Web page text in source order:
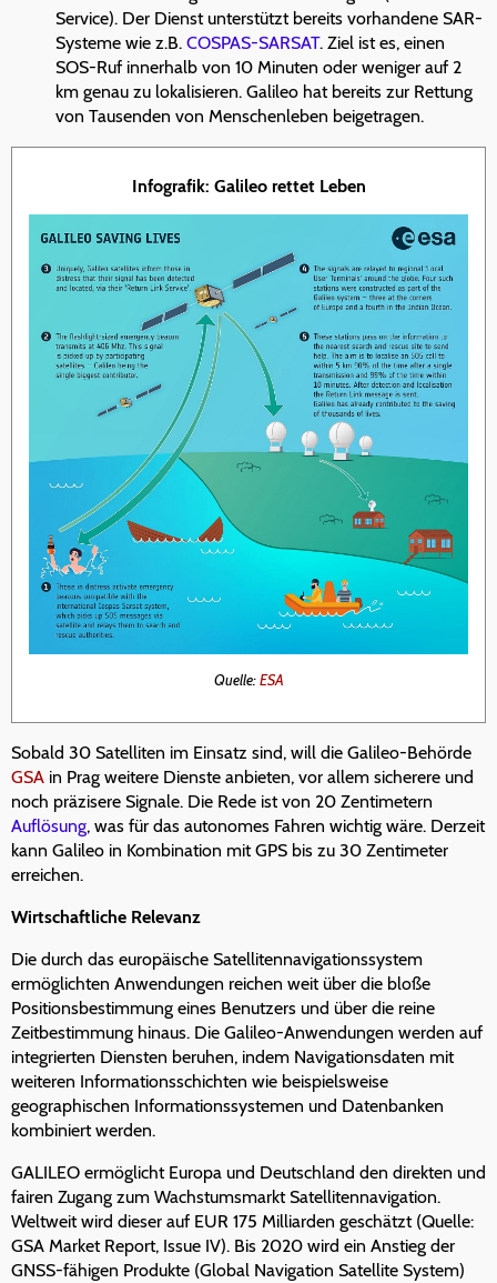
Service). Der Dienst unterstützt bereits vorhandene SAR-
Systeme wie z.B. COSPAS-SARSAT. Ziel ist es, einen
SOS-Ruf innerhalb von 10 Minuten oder weniger auf 2
km genau zu lokalisieren. Galileo hat bereits zur Rettung
von Tausenden von Menschenleben beigetragen.
Infografik: Galileo rettet Leben
Quelle:ESA
Sobald 30 Satelliten im Einsatz sind, will die Galileo-Behörde
GSA in Prag weitere Dienste anbieten, vor allem sicherere und
noch präzisere Signale. Die Rede ist von 20 Zentimetern
Auflösung, was für das autonomes Fahren wichtig wäre. Derzeit
kann Galileo in Kombination mit GPS bis zu 30 Zentimeter
erreichen.
Wirtschaftliche Relevanz
Die durch das europäische Satellitennavigationssystem
ermöglichten Anwendungen reichen weit über die bloße
Positionsbestimmung eines Benutzers und über die reine
Zeitbestimmung hinaus. Die Galileo-Anwendungen werden auf
integrierten Diensten beruhen, indem Navigationsdaten mit
weiteren Informationsschichten wie beispielsweise
geographischen Informationssystemen und Datenbanken
kombiniert werden.
GALILEO ermöglicht Europa und Deutschland den direkten und
fairen Zugang zum Wachstumsmarkt Satellitennavigation.
Weltweit wird dieser auf EUR 175 Milliarden geschätzt (Quelle:
GSA Market Report, Issue IV). Bis 2020 wird ein Anstieg der
GNSS-fähigen Produkte (Global Navigation Satellite System)